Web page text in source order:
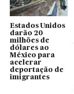
Estados Unidos
darão 20
milhões de
dólares ao
México para
acelerar
deportação de
imigrantes